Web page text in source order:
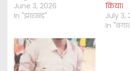
June 3, 2026
In "झारखंड"
किया।
July 3,
In